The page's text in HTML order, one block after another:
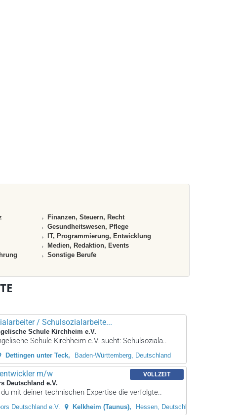
Finanzen, Steuern, Recht
Gesundheitswesen, Pflege
IT, Programmierung, Entwicklung
Medien, Redaktion, Events
Sonstige Berufe
/ Schulsozialarbeite...
Schule Kirchheim e.V.
Schule Kirchheim e.V. sucht: Schulsoziala..
Dettingen unter Teck Baden-Württemberg, Deutschland
m/w
Deutschland e.V.
VOLLZEIT
mit deiner technischen Expertise die verfolgte..
Deutschland e.V. Kelkheim (Taunus) Hessen, Deutschland